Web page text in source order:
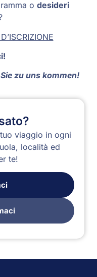
viaggio in ogni
località ed
te!
o desideri
zu uns kommen!